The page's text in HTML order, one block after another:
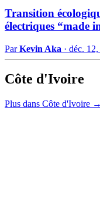
Transition
électriques “made
ParKevin Aka · déc.
Côte d'Ivoire
Plus dans Côte d'Ivoire →